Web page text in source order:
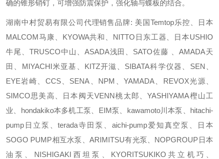
确的锥形销钉，可增强防震保护，强化轴与蝶板的结合。
湖南中村贸易有限公司代理销售品牌: 美国Temtop乐控、日本
MALCOM马康、KYOWA共和、NITTO日东工器、日本USHIO
牛尾、TRUSCO中山、ASADA浅田、SATO佐藤 、AMADA天
田、MIYACHI米亚基、KITZ开滋、SIBATA科学仪器、SEN、
EYE岩崎、CCS、SENA、NPM、YAMADA、REVOX光源、
SIMCO思美高、日本阀天VENN桃太郎、YASHIYAMA樫山工
业、hondakiko本多机工泵、EIM泵、kawamoto川本泵、hitachi-
pump日立泵、terada寺田泵、aichi-pump爱知真空泵、日本
SOGO PUMP相互水泵、ARIMITSU有光泵、NOPGROUP日本
油泵、NISHIGAKI西坦泵、KYORITSUKIKO共立机巧、